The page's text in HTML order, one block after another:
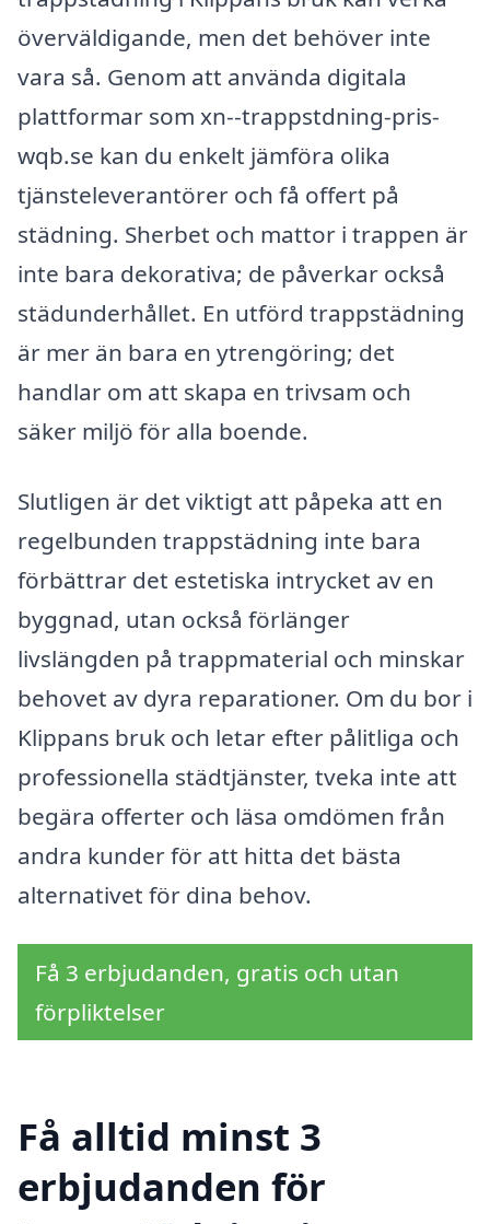
överväldigande, men det behöver inte
vara så. Genom att använda digitala
plattformar som xn--trappstdning-pris-
wqb.se kan du enkelt jämföra olika
tjänsteleverantörer och få offert på
städning. Sherbet och mattor i trappen är
inte bara dekorativa; de påverkar också
städunderhållet. En utförd trappstädning
är mer än bara en ytrengöring; det
handlar om att skapa en trivsam och
säker miljö för alla boende.
Slutligen är det viktigt att påpeka att en
regelbunden trappstädning inte bara
förbättrar det estetiska intrycket av en
byggnad, utan också förlänger
livslängden på trappmaterial och minskar
behovet av dyra reparationer. Om du bor i
Klippans bruk och letar efter pålitliga och
professionella städtjänster, tveka inte att
begära offerter och läsa omdömen från
andra kunder för att hitta det bästa
alternativet för dina behov.
Få 3 erbjudanden, gratis och utan
förpliktelser
Få alltid minst 3
erbjudanden för